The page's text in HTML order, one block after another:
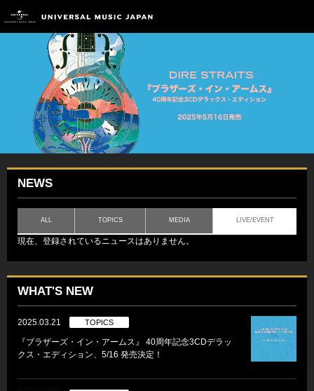
NEWS
ALL TOPICS MEDIA LIVE/EVENT
現在、登録されているニュースはありません。
WHAT'S NEW
2025.03.21 TOPICS
『ブラザーズ・イン・アームス』 40周年記念3CDデラッ
クス・エディション、5/16 発売決定！